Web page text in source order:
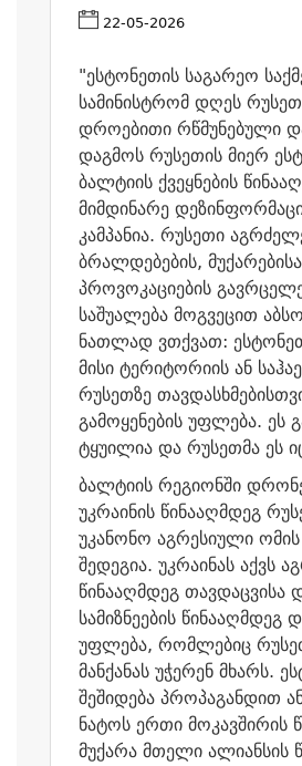
22-05-2026
"ესტონეთის საგარეო
სამინისტრომ დღეს
დროებითი რწმუნებული
დაგმოს რუსეთის მიერ
ბალტიის ქვეყნების
მიმდინარე
კამპანია. რუსეთი
ბრალდებების,
პროვოკაციების
საშუალება მოგვეცით
ნათლად ვთქვათ:
მისი ტერიტორიის ან
რუსეთზე
გამოყენების უფლება. ეს
ტყუილია და რუსეთმა ეს
ბალტიის რეგიონში
უკრაინის წინააღმდეგ
უკანონო აგრესიული
შედეგია. უკრაინას აქვს
წინააღმდეგ თავდაცვისა
სამიზნეების წინააღმდეგ
უფლება, რომლებიც
მანქანას უჭერენ მხარს.
შეშიდება პროპაგანდით
ნატოს ერთი მოკავშირის
მუქარა მთელი ალიანსის